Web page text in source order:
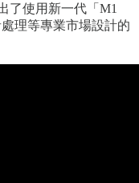
了使用新一代「M1
理等專業市場設計的